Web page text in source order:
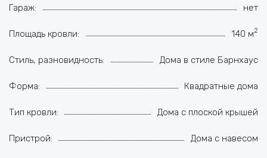
Гараж: нет
Площадь кровли: 140 м2
Стиль, разновидность: Дома в стиле Барнхаус
Форма: Квадратные дома
Тип кровли: Дома с плоской крышей
Пристрой: Дома с навесом